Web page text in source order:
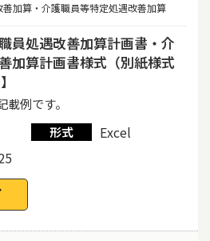
加算・介護職員等特定処遇改善加算
員処遇改善加算計画書・介
加算計画書様式（別紙様式
例です。
形式 Excel